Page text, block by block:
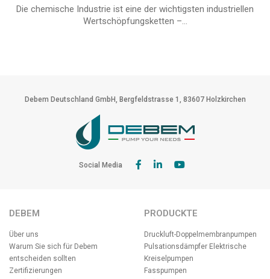
Die chemische Industrie ist eine der wichtigsten industriellen
Wertschöpfungsketten –...
Debem Deutschland GmbH, Bergfeldstrasse 1, 83607 Holzkirchen
Social Media
DEBEM
Über uns
Warum Sie sich für Debem
entscheiden sollten
Zertifizierungen
PRODUCKTE
Druckluft-Doppelmembranpumpen
Pulsationsdämpfer Elektrische
Kreiselpumpen
Fasspumpen